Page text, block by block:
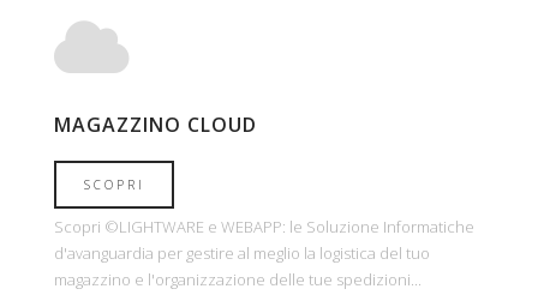
MAGAZZINO CLOUD
SCOPRI
Scopri ©LIGHTWARE e WEBAPP: le Soluzione Informatiche
d'avanguardia per gestire al meglio la logistica del tuo
magazzino e l'organizzazione delle tue spedizioni...